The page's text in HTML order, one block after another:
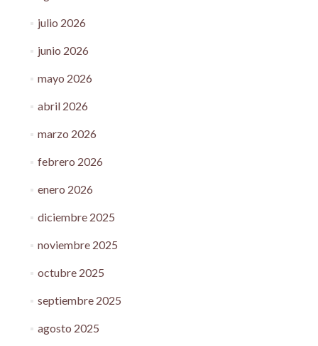
julio 2026
junio 2026
mayo 2026
abril 2026
marzo 2026
febrero 2026
enero 2026
diciembre 2025
noviembre 2025
octubre 2025
septiembre 2025
agosto 2025